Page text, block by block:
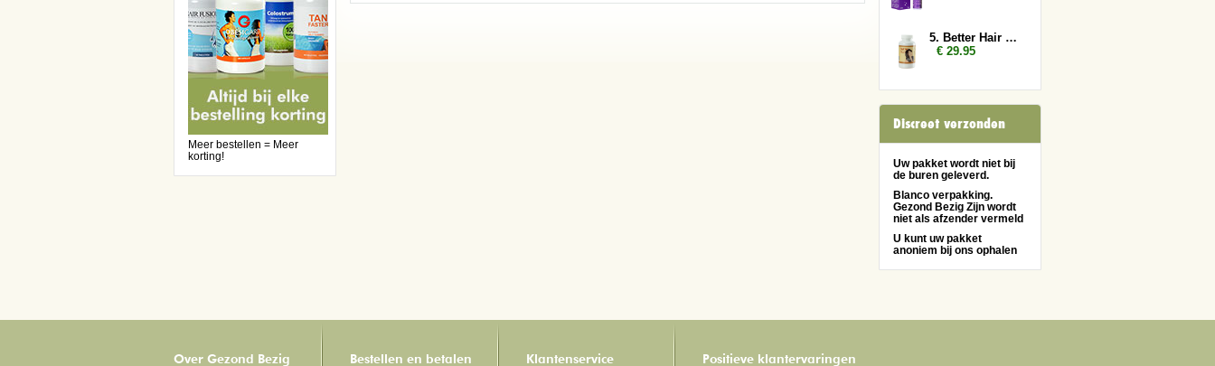
Meer bestellen = Meer
korting!
5. Better Hair Vrouw
€ 29.95
Discreet verzonden
Uw pakket wordt niet bij
de buren geleverd.
Blanco verpakking.
Gezond Bezig Zijn wordt
niet als afzender vermeld
U kunt uw pakket
anoniem bij ons ophalen
Over Gezond Bezig Bestellen en betalen Klantenservice Positieve klantervaringen